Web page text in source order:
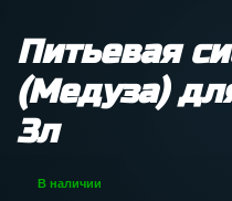
Питьевая
(Медуза)
3л
В наличии